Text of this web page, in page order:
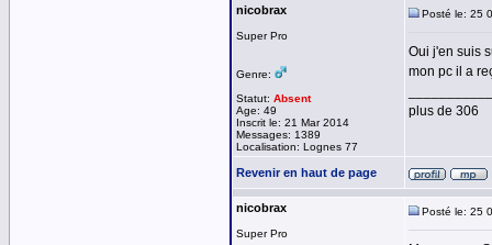
nicobrax
Super Pro
Genre:
Statut: Absent
Age: 49
Inscrit le: 21 Mar 2014
Messages: 1389
Localisation: Lognes 77
Posté le: 25
Oui j'en suis
mon pc il a
plus de 306
Revenir en haut de page
nicobrax
Super Pro
Posté le: 25